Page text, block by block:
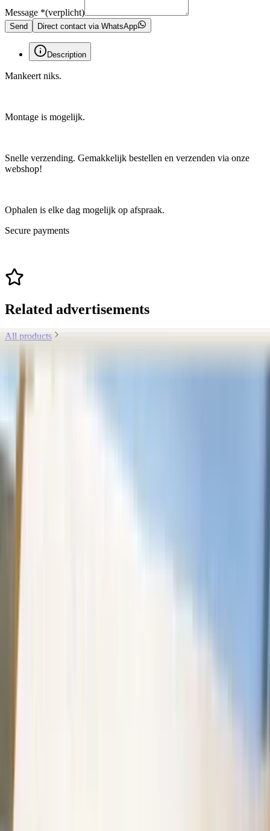
Message *(verplicht)
Send Direct contact via WhatsApp
Description
Mankeert niks.
Montage is mogelijk.
Snelle verzending. Gemakkelijk bestellen en verzenden via onze
webshop!
Ophalen is elke dag mogelijk op afspraak.
Secure payments
Related advertisements
All products
Leather counter cap Renault Twingo II
odometer white stitching 8200536593